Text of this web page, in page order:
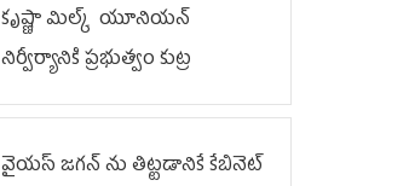
కృష్ణా మిల్క్‌ యూనియన్‌
నిర్వీర్యానికి ప్రభుత్వం కుట్ర
వైయ‌స్ జగన్‌ ను తిట్టడానికే కేబినెట్‌